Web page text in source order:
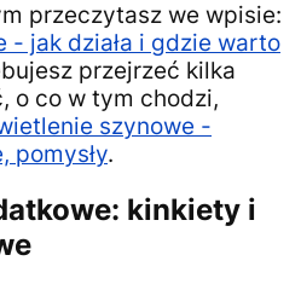
przeczytasz we wpisie:
- jak działa i gdzie warto
przejrzeć kilka
o co w tym chodzi,
szynowe -
pomysły.
kinkiety i